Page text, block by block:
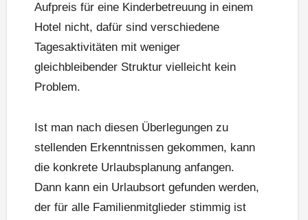
Aufpreis für eine Kinderbetreuung in einem
Hotel nicht, dafür sind verschiedene
Tagesaktivitäten mit weniger
gleichbleibender Struktur vielleicht kein
Problem.
Ist man nach diesen Überlegungen zu
stellenden Erkenntnissen gekommen, kann
die konkrete Urlaubsplanung anfangen.
Dann kann ein Urlaubsort gefunden werden,
der für alle Familienmitglieder stimmig ist